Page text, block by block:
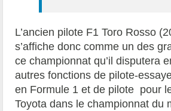
L’ancien pilote F1 Toro Rosso
s’affiche donc comme un des
ce championnat qu’il disputera
autres fonctions de pilote-
en Formule 1 et de pilote pour
Toyota dans le championnat du